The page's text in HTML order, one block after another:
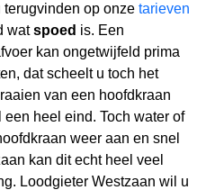
terugvinden op onze tarieven
watspoed is. Een
kan ongetwijfeld prima
dat scheelt u toch het
van een hoofdkraan
heel eind. Toch water of
weer aan en snel
kan dit echt heel veel
Loodgieter Westzaan wil u